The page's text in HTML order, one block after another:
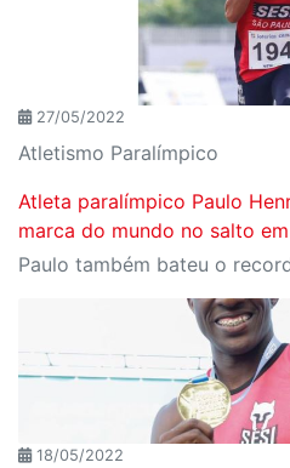
27/05/2022
Atletismo Paralímpico
Atleta paralímpico Paulo
marca do mundo no salto
18/05/2022